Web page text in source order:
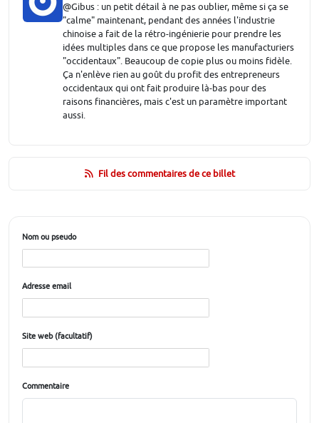
@Gibus : un petit détail à ne pas oublier, même si ça se
"calme" maintenant, pendant des années l'industrie
chinoise a fait de la rétro-ingénierie pour prendre les
idées multiples dans ce que propose les manufacturiers
"occidentaux". Beaucoup de copie plus ou moins fidèle.
Ça n'enlève rien au goût du profit des entrepreneurs
occidentaux qui ont fait produire là-bas pour des
raisons financières, mais c'est un paramètre important
aussi.
Fil des commentaires de ce billet
Nom ou pseudo
Adresse email
Site web (facultatif)
Commentaire